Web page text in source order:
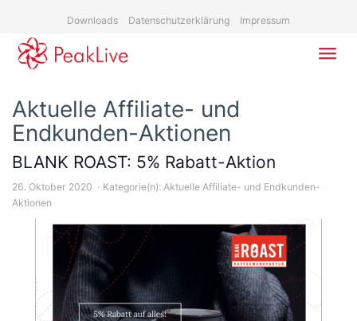
content
Downloads Datenschutzerklärung Impressum
Aktuelle Affiliate- und
Endkunden-Aktionen
BLANK ROAST: 5% Rabatt-Aktion
26. Oktober 2020 Kategorie(n): Aktuelle Affiliate- und Endkunden-
Aktionen